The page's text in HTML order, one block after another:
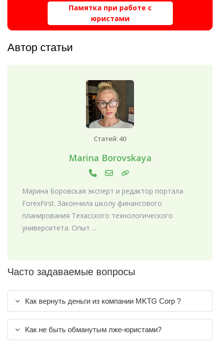
Памятка при работе с
юристами
Автор статьи
Статей: 40
Marina Borovskaya
Марина Боровская эксперт и редактор портала
ForexFirst. Закончила школу финансового
планирования Техасского технологического
университета. Опыт ...
Часто задаваемые вопросы
Как вернуть деньги из компании MKTG Corp ?
Как не быть обманутым лже-юристами?